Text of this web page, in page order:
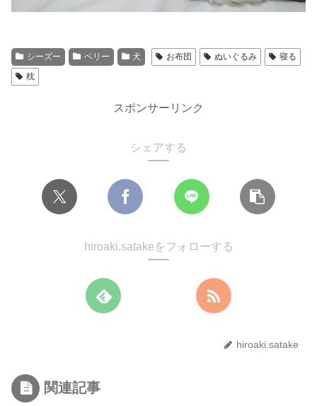
シーズー ベリー 犬 お布団 ぬいぐるみ
寝る
枕
スポンサーリンク
シェアする
hiroaki.satakeをフォローする
hiroaki.satake
関連記事